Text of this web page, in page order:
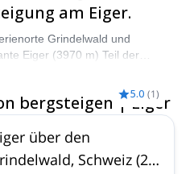
am Eiger.
Grindelwald und
Eiger (3970 m) Teil der
Nähe einiger der
darunter Mönch und
Nordwand aus Fels und Eis
größte Nordwand der Alpen
gewaltige Herausforderung.
Touren, um den
Experten zu erreichen.
bergsteigen | Eiger
5.0 (1)
über den
Schweiz (2